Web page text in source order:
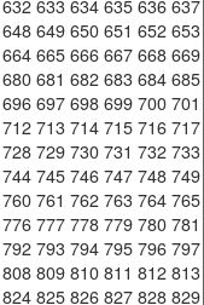
632 633 634 635 636 637
648 649 650 651 652 653
664 665 666 667 668 669
680 681 682 683 684 685
696 697 698 699 700 701
712 713 714 715 716 717
728 729 730 731 732 733
744 745 746 747 748 749
760 761 762 763 764 765
776 777 778 779 780 781
792 793 794 795 796 797
808 809 810 811 812 813
824 825 826 827 828 829